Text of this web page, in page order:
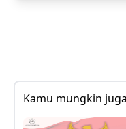
Kamu mungkin